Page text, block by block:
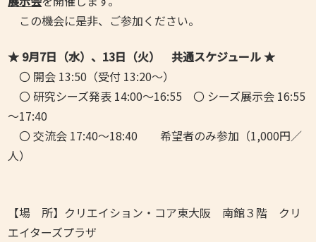
この機会に是非、ご参加ください。
★ 9月7日（水）、13日（火） 共通スケジュール ★
〇 開会 13:50（受付 13:20～）
〇 研究シーズ発表 14:00～16:55 〇 シーズ展示会 16:55
～17:40
〇 交流会 17:40～18:40 希望者のみ参加（1,000円／
人）
【場 所】クリエイション・コア東大阪 南館３階 クリ
エイターズプラザ